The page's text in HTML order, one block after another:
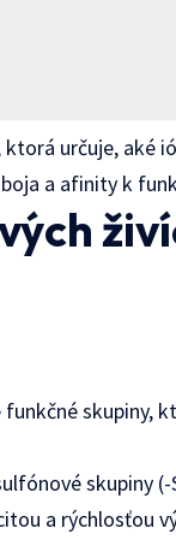
ktorá určuje, aké
a afinity k
skupiny,
skupiny
a rýchlosťou